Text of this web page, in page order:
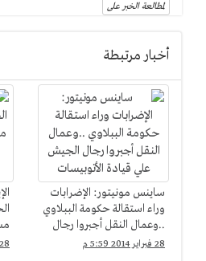
لمطالعة الخبر على
أخبار مرتبطة
ساينس مونيتور: الإضرابات
وراء استقالة حكومة الببلاوي
..وعمال النقل أجبروا رجال
الجيش علي قيادة
28 فبراير 2014 5:59 م 28 فبراير 2014 5:59 م